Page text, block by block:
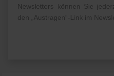
Newsletters können Sie
den „Austragen“-Link im